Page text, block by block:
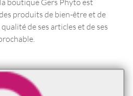
produits de bien-être et de
de ses articles et de ses